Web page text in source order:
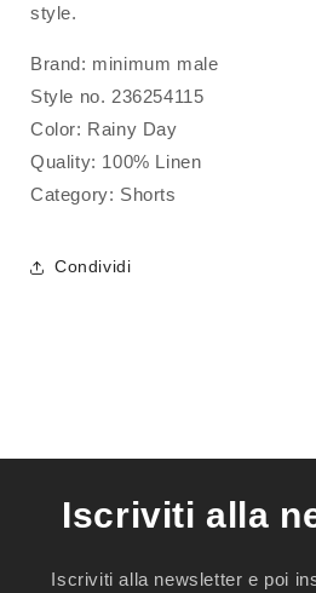
style.
Brand: minimum male
Style no. 236254115
Color: Rainy Day
Quality: 100% Linen
Category: Shorts
Condividi
Iscriviti alla
Iscriviti alla newsletter e poi